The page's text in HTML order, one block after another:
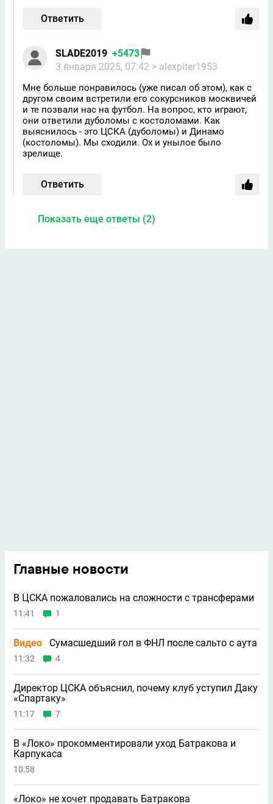
Ответить
SLADE2019 +5473
3 января 2025, 07:42 > alexpiter1953
Мне больше понравилось (уже писал об этом), как с
другом своим встретили его сокурсников москвичей
и те позвали нас на футбол. На вопрос, кто играют,
они ответили дуболомы с костоломами. Как
выяснилось - это ЦСКА (дуболомы) и Динамо
(костоломы). Мы сходили. Ох и унылое было
зрелище.
Ответить
Показать еще ответы (2)
Главные новости
В ЦСКА пожаловались на сложности с трансферами
11:41 1
Видео Сумасшедший гол в ФНЛ после сальто с аута
11:32 4
Директор ЦСКА объяснил, почему клуб уступил Даку
«Спартаку»
11:17 7
В «Локо» прокомментировали уход Батракова и
Карпукаса
10:58
«Локо» не хочет продавать Батракова